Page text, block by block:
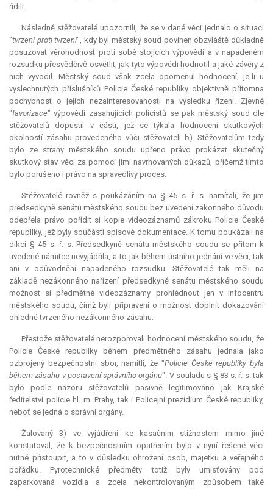
řídili.
Následně stěžovatelé upozornili, že se v dané věci jednalo o situaci
"tvrzení proti tvrzení", kdy byl městský soud povinen obzvláště důkladně
posuzovat věrohodnost proti sobě stojících výpovědí a v napadeném
rozsudku přesvědčivě osvětlit, jak tyto výpovědi hodnotil a jaké závěry z
nich vyvodil. Městský soud však zcela opomenul hodnocení, je-li u
vyslechnutých příslušníků Policie České republiky objektivně přítomna
pochybnost o jejich nezainteresovanosti na výsledku řízení. Zjevné
"favorizace" výpovědí zasahujících policistů se pak městský soud dle
stěžovatelů dopustil v části, jež se týkala hodnocení skutkových
okolností zásahu provedeného vůči stěžovateli b). Stěžovatelům tedy
bylo ze strany městského soudu upřeno právo prokázat skutečný
skutkový stav věci za pomoci jimi navrhovaných důkazů, přičemž tímto
bylo porušeno i právo na spravedlivý proces.
Stěžovatelé rovněž s poukázáním na § 45 s. ř. s. namítali, že jim
předsedkyně senátu městského soudu bez uvedení zákonného důvodu
odepřela právo pořídit si kopie videozáznamů zákroku Policie České
republiky, jež byly součástí spisové dokumentace. K tomu poukázali na
dikci § 45 s. ř. s. Předsedkyně senátu městského soudu se přitom k
uvedené námitce nevyjádřila, a to jak během ústního jednání ve věci, tak
ani v odůvodnění napadeného rozsudku. Stěžovatelé tak měli na
základě nezákonného nařízení předsedkyně senátu městského soudu
možnost si předmětné videozáznamy prohlédnout jen v infocentru
městského soudu, čímž byli připraveni o možnost doplnit dokazování
ohledně tvrzeného nezákonného zásahu.
Přestože stěžovatelé nerozporovali hodnocení městského soudu, že
Policie České republiky během předmětného zásahu jednala jako
ozbrojený bezpečnostní sbor, namítli, že "Policie České republiky byla
během zásahu v postavení správního orgánu". V souladu s § 83 s. ř. s. tak
bylo podle názoru stěžovatelů pasivně legitimováno jak Krajské
ředitelství policie hl. m. Prahy, tak i Policejní prezidium České republiky,
neboť se jedná o správní orgány.
Žalovaný 3) ve vyjádření ke kasačním stížnostem mimo jiné
konstatoval, že k bezpečnostním opatřením bylo v nyní řešené věci
nutné přistoupit, a to v důsledku ohrožení osob, majetku a veřejného
pořádku. Pyrotechnické předměty totiž byly umisťovány pod
zaparkovaná vozidla a zcela nekontrolovaným způsobem také